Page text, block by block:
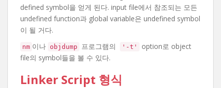
defined symbol을 얻게 된다. input file에서 참조되는 모든
undefined function과 global variable은 undefined symbol
이 될 거다.
nm 이나 objdump 프로그램의 '-t'
option로 object
file의 symbol들을 볼 수 있다.
Linker Script 형식